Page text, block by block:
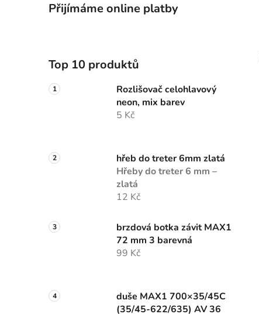
Přijímáme online platby
Top 10 produktů
Rozlišovač celohlavový
neon, mix barev
5 Kč
hřeb do treter 6mm zlatá
Hřeby do treter 6 mm –
zlatá
12 Kč
brzdová botka závit MAX1
72 mm 3 barevná
99 Kč
duše MAX1 700×35/45C
(35/45-622/635) AV 36